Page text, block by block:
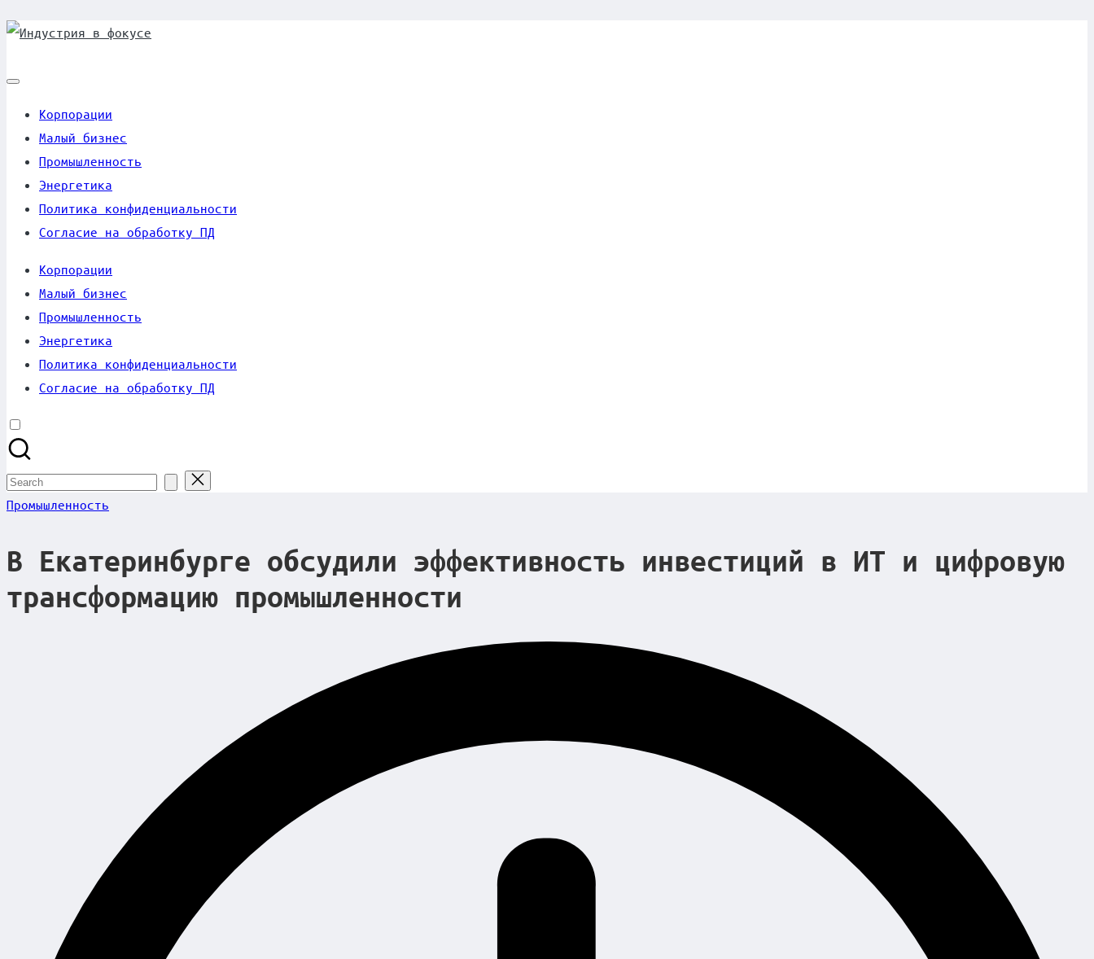
Skip
content
Индустрия
Корпорации
Малый бизнес
Промышленность
Энергетика
Политика конфиденциальности
Согласие на обработку ПД
Корпорации
Малый бизнес
Промышленность
Энергетика
Политика конфиденциальности
Согласие на обработку ПД
Search
for:
Posted
Промышленность
В Екатеринбурге обсудили эффективность инвестиций в ИТ и цифровую
трансформацию промышленности